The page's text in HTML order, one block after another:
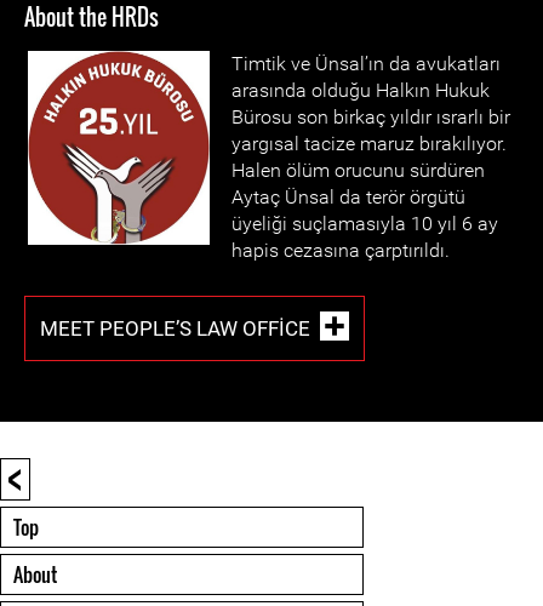
About the HRDs
Timtik ve Ünsal’ın da avukatları
arasında olduğu Halkın Hukuk
Bürosu son birkaç yıldır ısrarlı bir
yargısal tacize maruz bırakılıyor.
Halen ölüm orucunu sürdüren
Aytaç Ünsal da terör örgütü
üyeliği suçlamasıyla 10 yıl 6 ay
hapis cezasına çarptırıldı.
MEET PEOPLE’S LAW OFFICE
<
Top
About